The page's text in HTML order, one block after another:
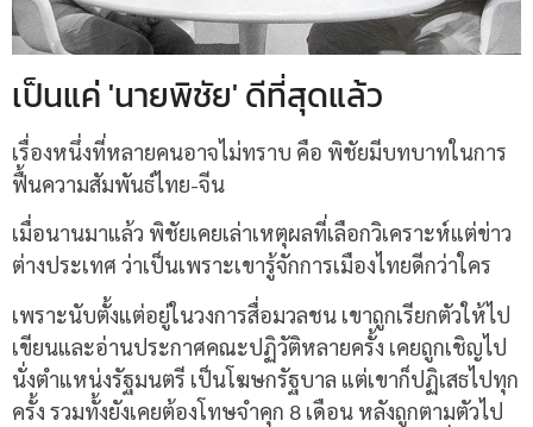
เป็นแค่ 'นายพิชัย' ดีที่สุดแล้ว
เรื่องหนึ่งที่หลายคนอาจไม่ทราบ คือ พิชัยมีบทบาทในการ
ฟื้นความสัมพันธ์ไทย-จีน
เมื่อนานมาแล้ว พิชัยเคยเล่าเหตุผลที่เลือกวิเคราะห์แต่ข่าว
ต่างประเทศ ว่าเป็นเพราะเขารู้จักการเมืองไทยดีกว่าใคร
เพราะนับตั้งแต่อยู่ในวงการสื่อมวลชน เขาถูกเรียกตัวให้ไป
เขียนและอ่านประกาศคณะปฏิวัติหลายครั้ง เคยถูกเชิญไป
นั่งตำแหน่งรัฐมนตรี เป็นโฆษกรัฐบาล แต่เขาก็ปฏิเสธไปทุก
ครั้ง รวมทั้งยังเคยต้องโทษจำคุก 8 เดือน หลังถูกตามตัวไป